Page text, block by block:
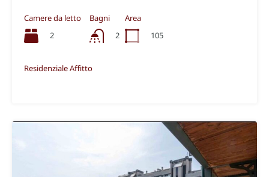
Camere da letto
2
Bagni
2
Area
105
Residenziale Affitto